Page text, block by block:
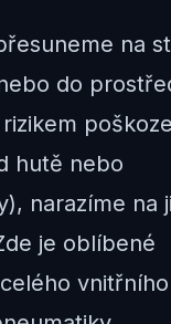
na
do
hutě nebo
narazíme na
je oblíbené
vnitřního